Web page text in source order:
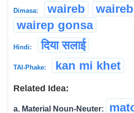
Dimasa: waireb
wairep gonsa
Hindi: दिया सलाई
TAI-Phake: kan mi khet
Related Idea:
a. Material Noun-Neuter: